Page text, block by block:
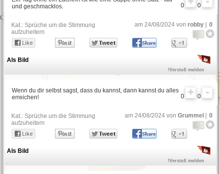
0 0
und geschmacklos.
Kat.:Sprüche um die Stimmung
aufzuheitern
am 24/08/2024 von robby 0
Als Bild
!Verstoß melden
0 0
Wenn du dir selbst sagst, dass du kannst, dann kannst du alles
erreichen!
Kat.:Sprüche um die Stimmung
aufzuheitern
am 24/08/2024 vonGrummel 0
Als Bild
!Verstoß melden